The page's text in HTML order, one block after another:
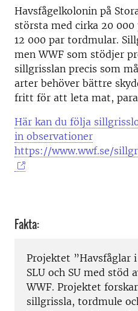
Havsfågelkolonin på
största med cirka 20
12 000 par tordmular.
men WWF som stödjer
sillgrisslan precis som
arter behöver bättre
fritt för att leta mat, para
Här kan du följa
in observationer
https://www.wwf.se/
Fakta:
Projektet ”Havsfåglar
SLU och SU med stöd
WWF. Projektet
sillgrissla, tordmule